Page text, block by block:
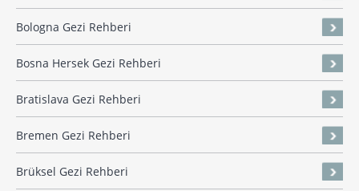
Bologna Gezi Rehberi
Bosna Hersek Gezi Rehberi
Bratislava Gezi Rehberi
Bremen Gezi Rehberi
Brüksel Gezi Rehberi